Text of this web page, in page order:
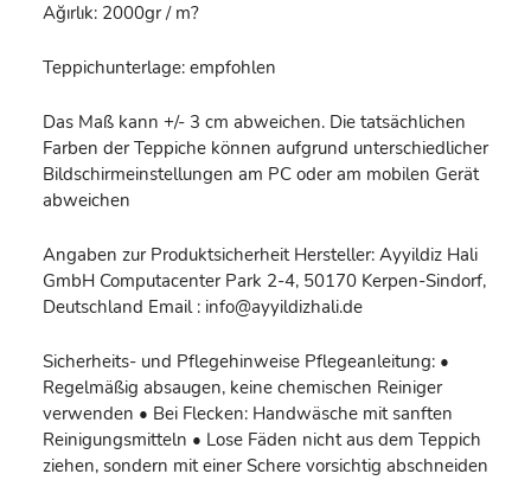
Ağırlık: 2000gr / m?
Teppichunterlage: empfohlen
Das Maß kann +/- 3 cm abweichen. Die tatsächlichen
Farben der Teppiche können aufgrund unterschiedlicher
Bildschirmeinstellungen am PC oder am mobilen Gerät
abweichen
Angaben zur Produktsicherheit Hersteller: Ayyildiz Hali
GmbH Computacenter Park 2-4, 50170 Kerpen-Sindorf,
Deutschland Email : info@ayyildizhali.de
Sicherheits- und Pflegehinweise Pflegeanleitung: •
Regelmäßig absaugen, keine chemischen Reiniger
verwenden • Bei Flecken: Handwäsche mit sanften
Reinigungsmitteln • Lose Fäden nicht aus dem Teppich
ziehen, sondern mit einer Schere vorsichtig abschneiden